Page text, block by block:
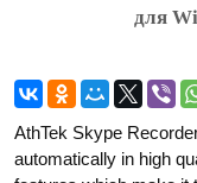
для
AthTek Skype
automatically in high